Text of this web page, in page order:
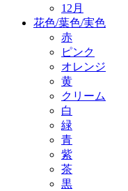
12月
花色/葉色/実色
赤
ピンク
オレンジ
黄
クリーム
白
緑
青
紫
茶
黒